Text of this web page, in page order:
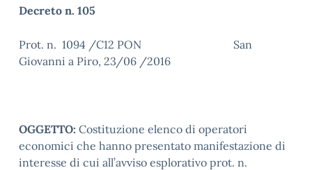
Decreto n. 105
Prot. n. 1094 /C12 PON San
Giovanni a Piro, 23/06 /2016
OGGETTO: Costituzione elenco di operatori
economici che hanno presentato manifestazione di
interesse di cui all’avviso esplorativo prot. n.